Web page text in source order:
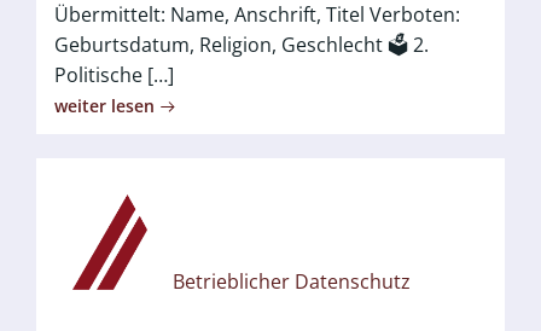
Übermittelt: Name, Anschrift, Titel Verboten:
Geburtsdatum, Religion, Geschlecht 🗳️ 2.
Politische […]
weiter lesen
Betrieblicher Datenschutz